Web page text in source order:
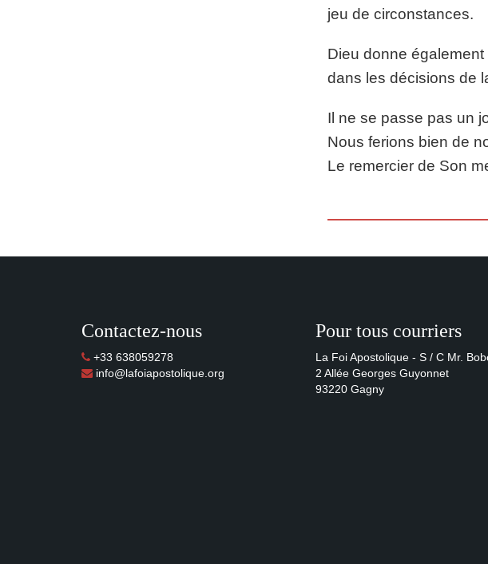
jeu de circonstances.
Dieu donne
dans les décisions de
Il ne se passe pas un
Nous ferions bien de
Le remercier de Son
Contactez-nous
+33 638059278
info@lafoiapostolique.org
Pour tous courriers
La Foi Apostolique - S / C Mr.
2 Allée Georges Guyonnet
93220 Gagny